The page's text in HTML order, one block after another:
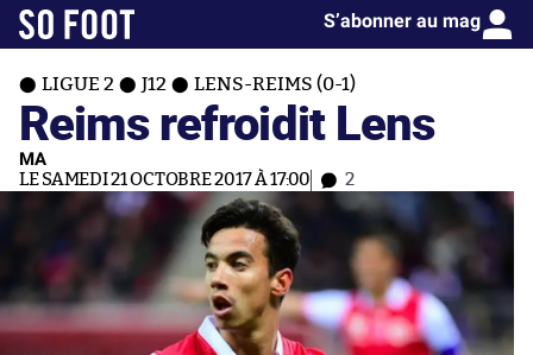
S’abonner au mag
LIGUE 2 J12 LENS-REIMS (0-1)
Reims refroidit Lens
MA
LE SAMEDI 21 OCTOBRE 2017 À 17:00 2